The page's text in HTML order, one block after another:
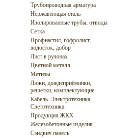
Трубопроводная арматура
Нержавеющая сталь
Изолированные трубы, отводы
Сетка
Профнастил, гофролист,
водосток, добор
Лист в рулонах
Цветной металл
Метизы
Люки, дождеприёмники,
решетки, комплектующие
Кабель. Электротехника.
Светотехника
Продукция ЖКХ
Железобетонные изделия
Сэндвич панель